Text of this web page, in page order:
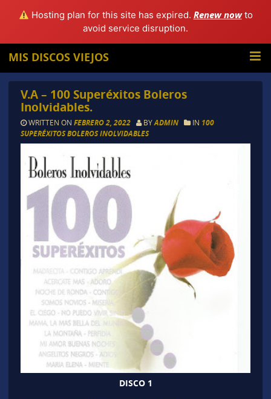
Hosting plan for this site has expired. Renew nowto
avoid service disruption.
MIS DISCOS VIEJOS
V.A – 100 Superéxitos Boleros
Inolvidables.
WRITTEN ON FEBRERO 2, 2022 BYADMIN IN 100
SUPERÉXITOS BOLEROS INOLVIDABLES
DISCO 1